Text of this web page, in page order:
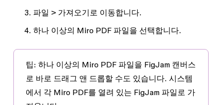
파일 > 가져오기 로 이동합니다.
하나 이상의 Miro PDF 파일을 선택합니다.
팁: 하나 이상의 Miro PDF 파일을 FigJam 캔버스
로 바로 드래그 앤 드롭할 수도 있습니다. 시스템
에서 각 Miro PDF를 열려 있는 FigJam 파일로 가